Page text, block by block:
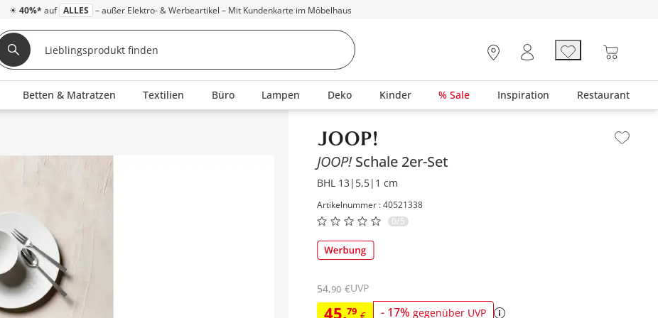
☀ 40%* auf ALLES – außer Elektro- & Werbeartikel – Mit Kundenkarte im Möbelhaus
Betten & Matratzen Textilien Büro Lampen Deko Kinder % Sale Inspiration Restaurant
Inhalt der Seitenleiste überspringen - Zum Seitenende
JOOP!Schale 2er-Set
BHL 13|5,5|1 cm
Artikelnummer : 40521338
0/5
45,79 - 17% gegenüber UVP
54,90 €UVP